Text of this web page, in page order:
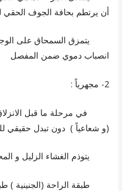
أن يرتطم بحافة الجوف
يتمزق السمحاق على الوجه
انصباب دموي ضمن المفصل
2- مجهرياً :
في مرحلة ما قبل
(و شعاعياً ) دون تبدل حقيقي
يتوذم الغشاء الزليل و
طبقة الراحة (الجنينية )